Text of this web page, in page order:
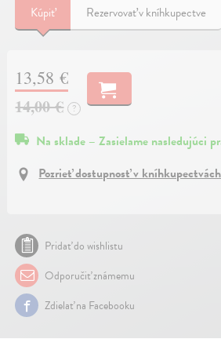
Kúpiť Rezervovať v kníhkupectve
13,58 €
14,00 €
?
Na sklade – Zasielame nasledujúci
Pozrieť dostupnosť v kníhkupectvách
Pridať do wishlistu
Odporučiť známemu
Zdielať na Facebooku